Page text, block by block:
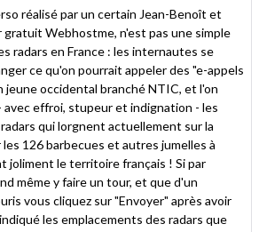
à
un
ami
réalisé par un certain Jean-Benoît et
gratuit Webhostme, n'est pas une simple
radars en France : les internautes se
ce qu'on pourrait appeler des "e-appels
jeune occidental branché NTIC, et l'on
avec effroi, stupeur et indignation - les
qui lorgnent actuellement sur la
126 barbecues et autres jumelles à
joliment le territoire français ! Si par
même y faire un tour, et que d'un
vous cliquez sur "Envoyer" après avoir
les emplacements des radars que